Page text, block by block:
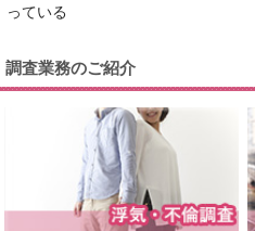
っている
調査業務のご紹介